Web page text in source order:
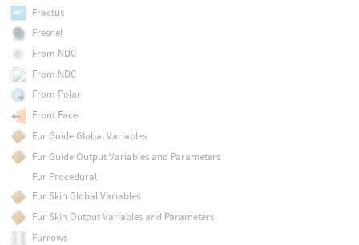
Fractus
Fresnel
From NDC
From NDC
From Polar
Front Face
Fur Guide Global Variables
Fur Guide Output Variables and Parameters
Fur Procedural
Fur Skin Global Variables
Fur Skin Output Variables and Parameters
Furrows